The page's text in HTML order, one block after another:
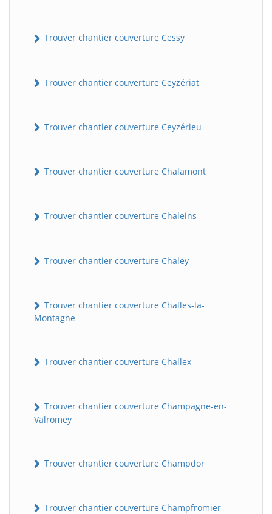
Trouver chantier couverture Cessy
Trouver chantier couverture Ceyzériat
Trouver chantier couverture Ceyzérieu
Trouver chantier couverture Chalamont
Trouver chantier couverture Chaleins
Trouver chantier couverture Chaley
Trouver chantier couverture Challes-la-
Montagne
Trouver chantier couverture Challex
Trouver chantier couverture Champagne-en-
Valromey
Trouver chantier couverture Champdor
Trouver chantier couverture Champfromier